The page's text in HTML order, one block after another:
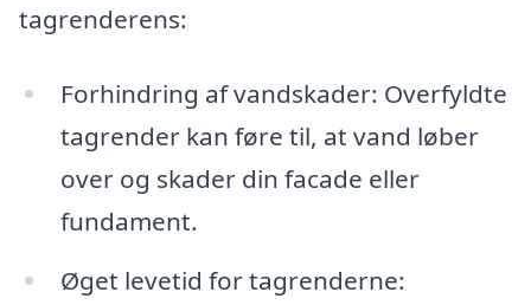
tagrenderens:
Forhindring af vandskader: Overfyldte
tagrender kan føre til, at vand løber
over og skader din facade eller
fundament.
Øget levetid for tagrenderne: